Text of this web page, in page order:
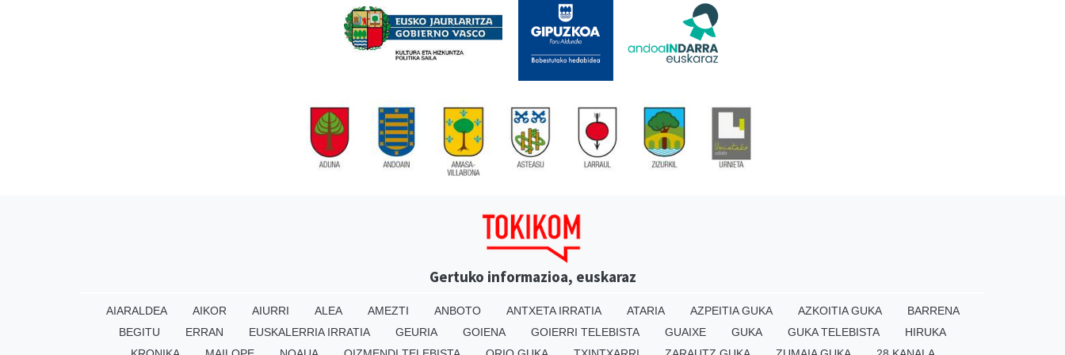
Gertuko informazioa, euskaraz
AIARALDEA AIKOR AIURRI ALEA AMEZTI ANBOTO ANTXETA IRRATIA ATARIA AZPEITIA GUKA AZKOITIA GUKA
BARRENA
BEGITU
ERRAN EUSKALERRIA IRRATIA GEURIA GOIENA GOIERRI TELEBISTA GUAIXE GUKA GUKA TELEBISTA
HIRUKA